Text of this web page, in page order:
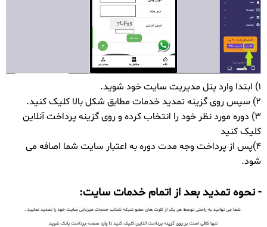
1) ابتدا وارد پنل مدیریت سایت خود شوید.
2) سپس روی گزینه تمدید خدمات مطابق شکل بالا کلیک کنید.
3) دوره مورد نظر خود را انتخاب کرده و روی گزینه پرداخت آنلاین
کلیک کنید
4)پس از پرداخت وجه مدت دوره به اعتبار سایت شما اصافه می
شود.
- نحوه تمدید بعد از اتمام خدمات سایت: